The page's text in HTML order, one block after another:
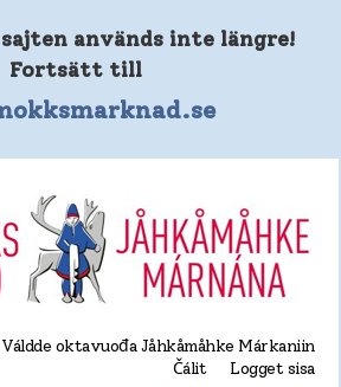
sajten används inte längre!
Fortsätt till
Váldde oktavuođa Jåhkåmåhke Márkaniin
Čálit
Logget sisa